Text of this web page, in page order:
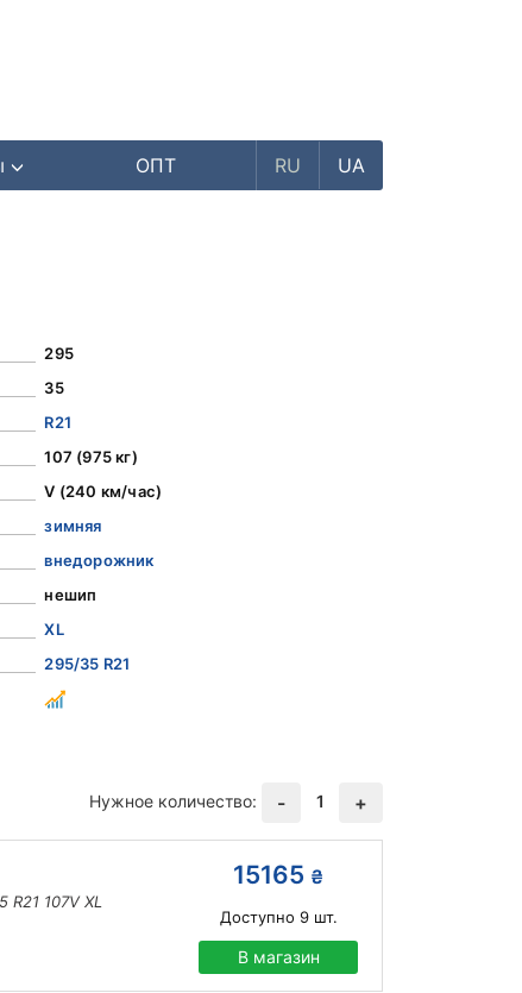
ОПТ RU UA
295
35
R21
107 (975 кг)
V (240 км/час)
зимняя
внедорожник
нешип
XL
295/35 R21
Нужное количество: - 1 +
107V XL
15165 ₴
Доступно 9шт.
В магазин